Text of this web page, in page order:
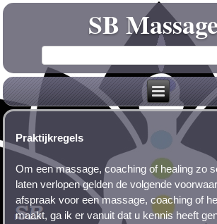
SB
Praktijkregels
Om een massage, coaching of healing zo
laten verlopen gelden de volgende
afspraak voor een massage, coaching of
maakt, ga ik er vanuit dat u kennis heeft